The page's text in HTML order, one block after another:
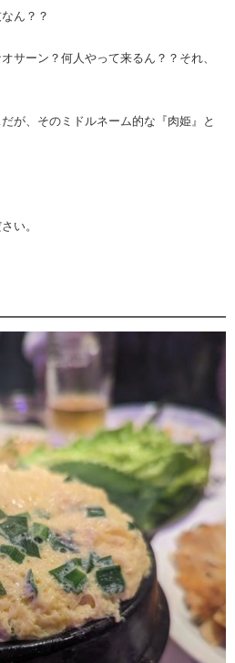
ん？？
サーン？何人やって来るん？？それ、
が、そのミドルネーム的な『肉姫』と
い。